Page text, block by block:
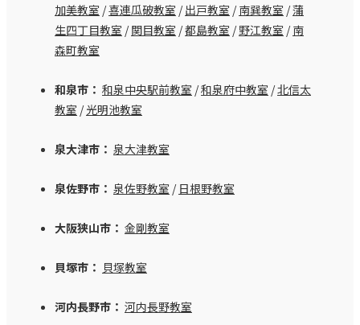
加美教室 /喜連瓜破教室 /出戸教室 /南巽教室 /蒲
生四丁目教室 /関目教室 /都島教室 /野江教室 /南
森町教室
和泉市： 和泉中央駅前教室 /和泉府中教室 /北信太
教室 /光明池教室
泉大津市： 泉大津教室
泉佐野市： 泉佐野教室 / 日根野教室
大阪狭山市： 金剛教室
貝塚市： 貝塚教室
河内長野市： 河内長野教室